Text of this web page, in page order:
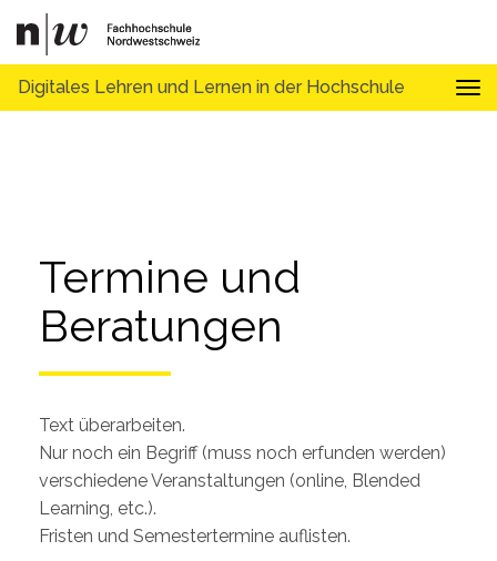
Digitales Lehren und Lernen in der Hochschule
Termine und
Beratungen
Text überarbeiten.
Nur noch ein Begriff (muss noch erfunden werden)
verschiedene Veranstaltungen (online, Blended
Learning, etc.).
Fristen und Semestertermine auflisten.